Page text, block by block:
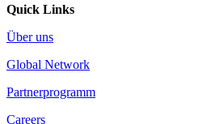
Quick Links
Über uns
Global Network
Partnerprogramm
Careers